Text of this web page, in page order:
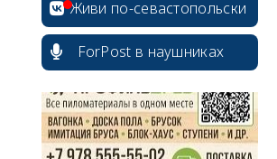
Живи по-севастопольски
ForPost в наушниках
erid: 2SDnjdPjgYS